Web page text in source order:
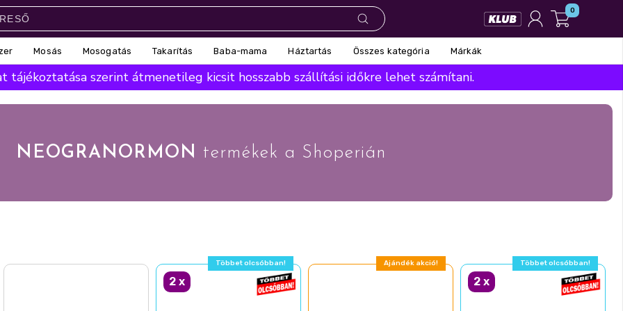
0
Mosás Mosogatás Takarítás Baba-mama Háztartás Összes kategória Márkák
tájékoztatása szerint átmenetileg kicsit hosszabb szállítási időkre lehet számítani.
NEOGRANORMON termékek a Shoperián
Többet olcsóbban!
2x
Ajándék akció! Többet olcsóbban!
2x